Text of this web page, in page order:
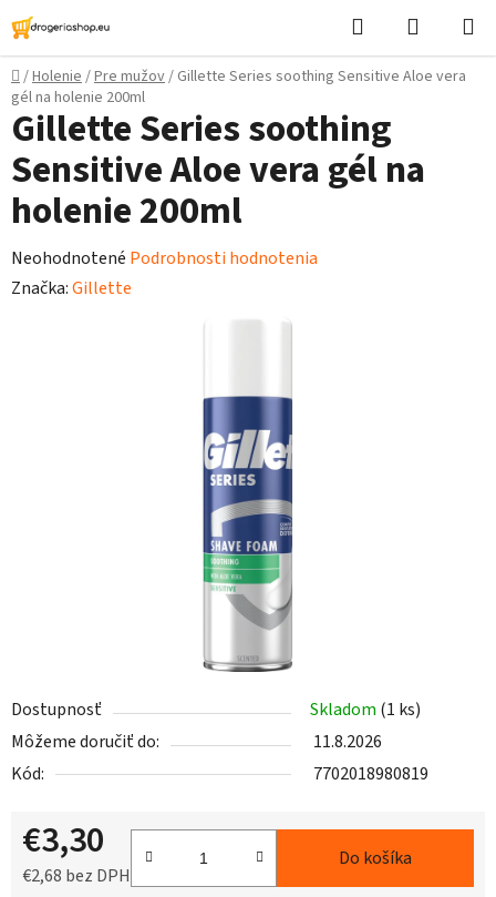
Prejsť
na
obsah
Hľadať
košík
Domov
/Holenie/Pre mužov/ Gillette Series soothing Sensitive Aloe vera
gél na holenie 200ml
Dostupnosť Skladom (1 ks)
Môžeme doručiť do:
11.8.2026
Kód:
7702018980819
€3,30
€2,68 bez DPH
Do košíka
Gillette Series soothing
Sensitive Aloe vera gél na
holenie 200ml
Priemerné
hodnotenie
Neohodnotené Podrobnosti hodnotenia
Značka:Gillette